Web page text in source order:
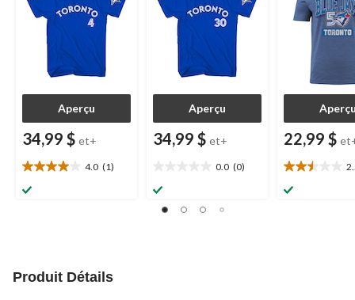
Aperçu
34,99 $ et+
4.0 (1)
4.0
étoile(s)
Aperçu
34,99 $ et+
0.0 (0)
étoile(s)
sur
22,99 $
2.5
étoile(s)
Produit Détails